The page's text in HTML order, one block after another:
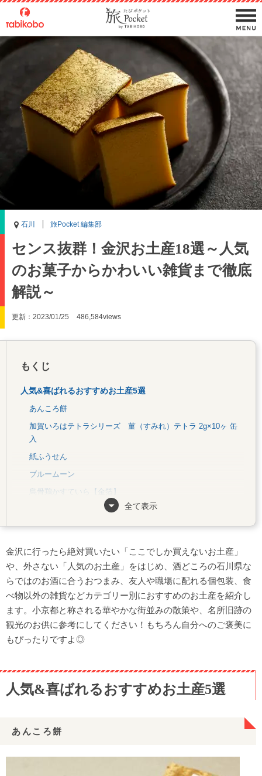
石川 旅Pocket 編集部
センス抜群！金沢お土産18選～人気
のお菓子からかわいい雑貨まで徹底
解説～
更新：2023/01/25 486,584views
もくじ
人気&喜ばれるおすすめお土産5選
あんころ餅
加賀いろはテトラシリーズ 菫（すみれ）テトラ 2g×10ヶ 缶
入
紙ふうせん
ブルームーン
烏骨鶏かすていら【金箔】
「ばらまき用」に！個包装のお土産5選
加賀八幡 起上もなか
うちわ煎餅
YUKIZURI
俵っ子＜つぶあめ＞ 170g
かわいくておしゃれ！雑貨お土産5選
水引ポニーフック
CHAYA cosmeシリーズ
九谷もんようマスキングテープ
金城かぶら寿し袋入り【約2枚】
全て表示
金沢に行ったら絶対買いたい「ここでしか買えないお土産」
や、外さない「人気のお土産」をはじめ、酒どころの石川県な
らではのお酒に合うおつまみ、友人や職場に配れる個包装、食
べ物以外の雑貨などカテゴリー別におすすめのお土産を紹介し
ます。小京都と称される華やかな街並みの散策や、名所旧跡の
観光のお供に参考にしてください！もちろん自分へのご褒美に
もぴったりですよ◎
人気&喜ばれるおすすめお土産5選
あんころ餅